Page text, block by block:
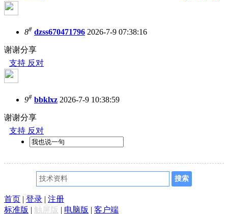
8# dzss670471796 2026-7-9 07:38:16
谢谢分享
支持 反对
9# bbklxz 2026-7-9 10:38:59
谢谢分享
支持 反对
首页 | 登录 | 注册
标准版 | 触屏版 | 电脑版 | 客户端